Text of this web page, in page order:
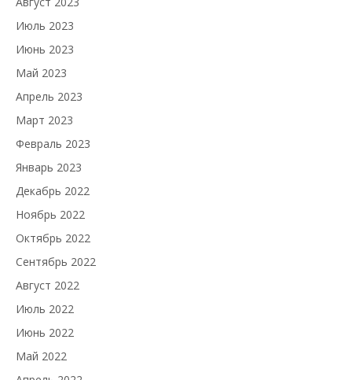
Июль 2023
Июнь 2023
Май 2023
Апрель 2023
Март 2023
Февраль 2023
Январь 2023
Декабрь 2022
Ноябрь 2022
Октябрь 2022
Сентябрь 2022
Август 2022
Июль 2022
Июнь 2022
Май 2022